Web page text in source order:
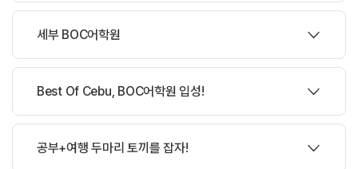
BOC어학원 체험수기
BOC어학원 체험수기
세부 BOC어학원
문제훈 학생의 BOC어학원 체험수기
Best Of Cebu, BOC어학원 입성!
공부+여행 두마리 토끼를 잡자!